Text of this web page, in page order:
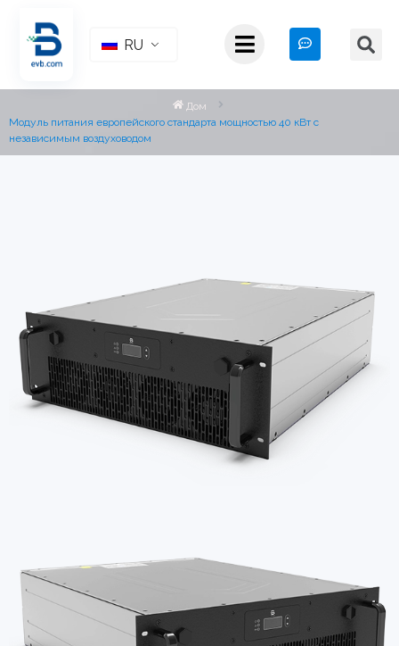
RU
Дом
Модуль питания европейского стандарта мощностью 40 кВт с
независимым воздуховодом